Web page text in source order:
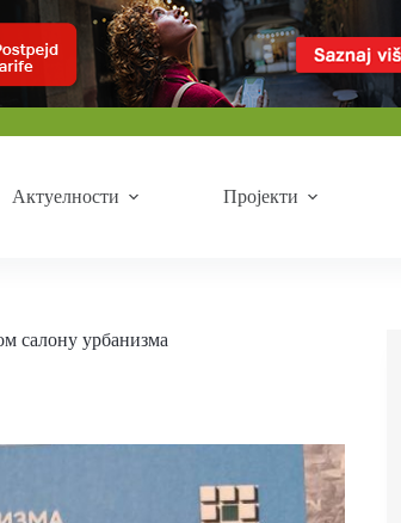
Актуелности Пројекти
салону урбанизма